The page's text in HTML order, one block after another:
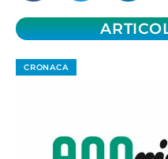
CRONACA